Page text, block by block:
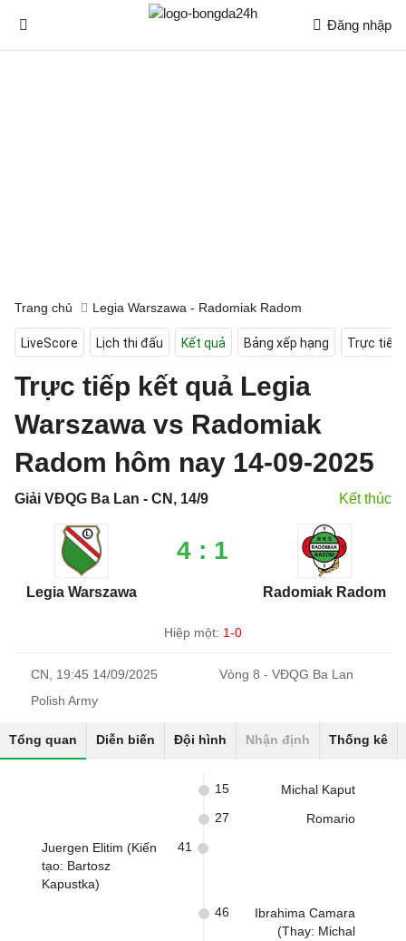
Đăng nhập
Trang chủ Legia Warszawa - Radomiak Radom
LiveScore Lịch thi đấu Kết quả Bảng xếp hạng Trực tiếp
Trực tiếp kết quả Legia
Warszawa vs Radomiak
Radom hôm nay 14-09-2025
Giải VĐQG Ba Lan - CN, 14/9 Kết thúc
Legia Warszawa
4 : 1
Radomiak Radom
Hiệp một: 1-0
CN, 19:45 14/09/2025
Vòng 8 - VĐQG Ba Lan
Polish Army
Tổng quan Diễn biến Đội hình Nhận định Thống kê
Michal Kaput
15
Romario
27
Juergen Elitim (Kiến
tạo: Bartosz
Kapustka)
41
Ibrahima Camara
(Thay: Michal
46